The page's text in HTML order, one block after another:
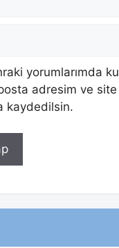
yorumlarımda
adresim ve
kaydedilsin.